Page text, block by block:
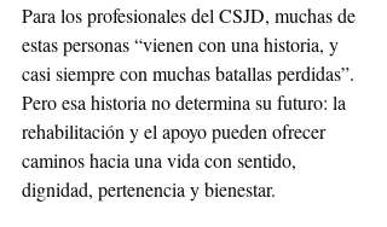
Para los profesionales del CSJD, muchas de
estas personas “vienen con una historia, y
casi siempre con muchas batallas perdidas”.
Pero esa historia no determina su futuro: la
rehabilitación y el apoyo pueden ofrecer
caminos hacia una vida con sentido,
dignidad, pertenencia y bienestar.